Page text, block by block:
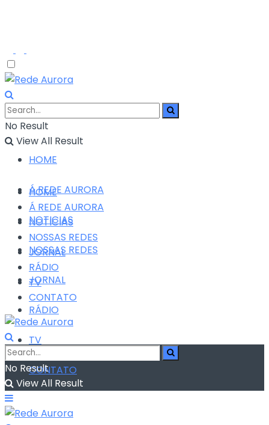
No Result
View All Result
HOME
Á REDE AURORA
NOTICIAS
NOSSAS REDES
JORNAL
RÁDIO
TV
CONTATO
HOME
Á REDE AURORA
NOTICIAS
NOSSAS REDES
JORNAL
RÁDIO
TV
CONTATO
No Result
View All Result